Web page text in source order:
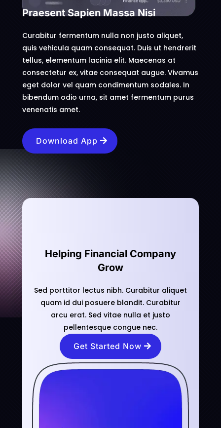
Praesent Sapien Massa Nisi
Curabitur fermentum nulla non justo aliquet,
quis vehicula quam consequat. Duis ut hendrerit
tellus, elementum lacinia elit. Maecenas at
consectetur ex, vitae consequat augue. Vivamus
eget dolor vel quam condimentum sodales. In
bibendum odio urna, sit amet fermentum purus
venenatis amet.
Download App
Helping Financial Company
Grow
Sed porttitor lectus nibh. Curabitur aliquet
quam id dui posuere blandit. Curabitur
arcu erat. Sed vitae nulla et justo
pellentesque congue nec.
Get Started Now